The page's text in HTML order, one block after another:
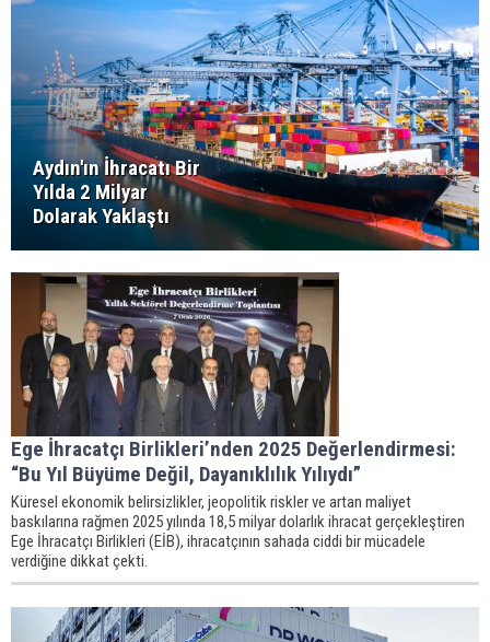
Aydın'ın İhracatı Bir
Yılda 2 Milyar
Dolarak Yaklaştı
Ege İhracatçı Birlikleri’nden 2025 Değerlendirmesi:
“Bu Yıl Büyüme Değil, Dayanıklılık Yılıydı”
Küresel ekonomik belirsizlikler, jeopolitik riskler ve artan maliyet
baskılarına rağmen 2025 yılında 18,5 milyar dolarlık ihracat gerçekleştiren
Ege İhracatçı Birlikleri (EİB), ihracatçının sahada ciddi bir mücadele
verdiğine dikkat çekti.